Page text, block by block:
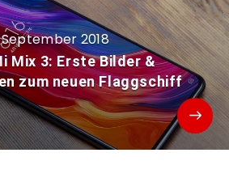
2018
Mix 3: Erste Bilder &
zum neuen Flaggschiff